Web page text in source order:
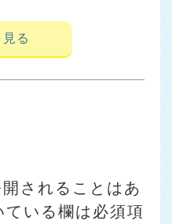
る
されることはあ
ている欄は必須項